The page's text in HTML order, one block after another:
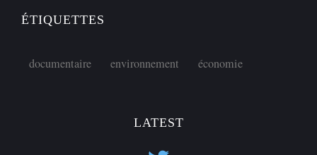
ÉTIQUETTES
documentaire environnement économie
LATEST